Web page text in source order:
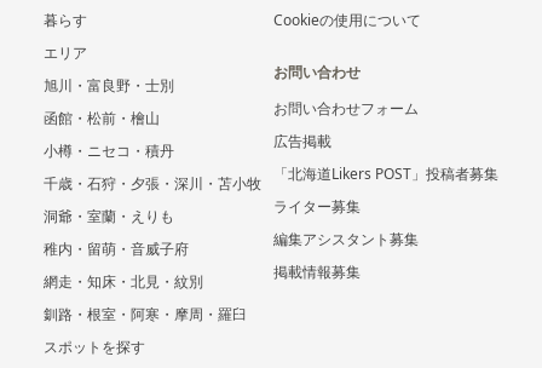
暮らす
エリア
旭川・富良野・士別
函館・松前・檜山
小樽・ニセコ・積丹
千歳・石狩・夕張・深川・苫小牧
洞爺・室蘭・えりも
稚内・留萌・音威子府
網走・知床・北見・紋別
釧路・根室・阿寒・摩周・羅臼
スポットを探す
Cookieの使用について
お問い合わせ
お問い合わせフォーム
広告掲載
「北海道Likers POST」投稿者募集
ライター募集
編集アシスタント募集
掲載情報募集